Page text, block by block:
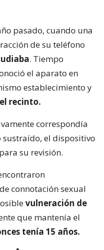
pasado, cuando una
de su teléfono
. Tiempo
el aparato en
establecimiento y
recinto.
correspondía
el dispositivo
su revisión.
connotación sexual
vulneración de
que mantenía el
tenía 15 años.